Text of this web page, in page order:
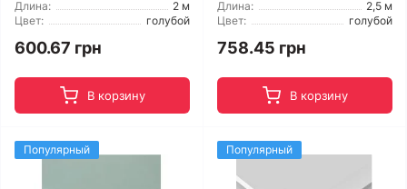
Длина:
2 м
Цвет:
голубой
600.67 грн
В корзину
Длина:
2,5 м
Цвет:
голубой
758.45 грн
В корзину
Популярный Популярный